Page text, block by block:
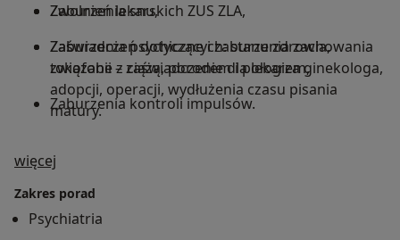
Zaburzenia snu,
Zaburzenia psychiczne i zaburzenia zachowania
związane z ciążą, porodem i połogiem,
Zaburzenia kontroli impulsów.
Zwolnień lekarskich ZUS ZLA,
Zaświadczeń dotyczących: stanu zdrowia,
tokofobii – zaświadczenie dla lekarza ginekologa,
adopcji, operacji, wydłużenia czasu pisania
matury.
więcej
Zakres porad
Psychiatria